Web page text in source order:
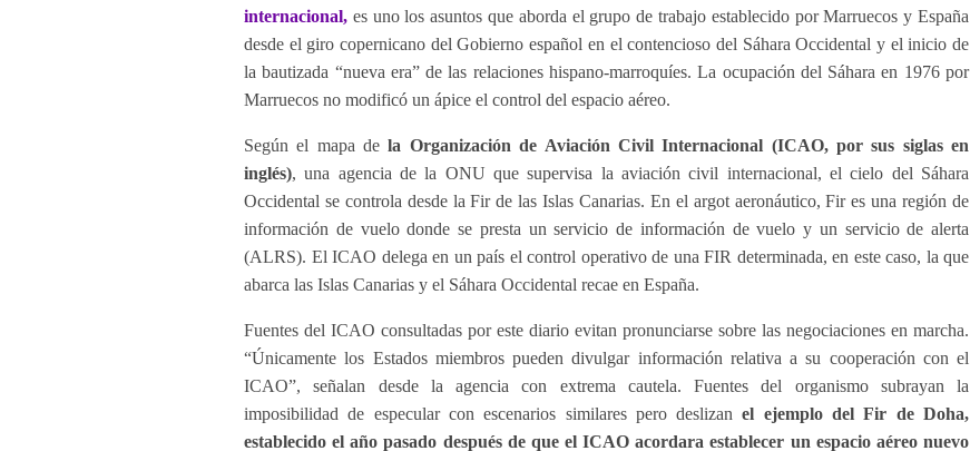
internacional, es uno los asuntos que aborda el grupo de trabajo establecido por Marruecos y España
desde el giro copernicano del Gobierno español en el contencioso del Sáhara Occidental y el inicio de
la bautizada “nueva era” de las relaciones hispano-marroquíes. La ocupación del Sáhara en 1976 por
Marruecos no modificó un ápice el control del espacio aéreo.
Según el mapa dela Organización de Aviación Civil Internacional (ICAO, por sus siglas en
inglés), una agencia de la ONU que supervisa la aviación civil internacional, el cielo del Sáhara
Occidental se controla desde la Fir de las Islas Canarias. En el argot aeronáutico, Fir es una región de
información de vuelo donde se presta un servicio de información de vuelo y un servicio de alerta
(ALRS). El ICAO delega en un país el control operativo de una FIR determinada, en este caso, la que
abarca las Islas Canarias y el Sáhara Occidental recae en España.
Fuentes del ICAO consultadas por este diario evitan pronunciarse sobre las negociaciones en marcha.
“Únicamente los Estados miembros pueden divulgar información relativa a su cooperación con el
ICAO”, señalan desde la agencia con extrema cautela. Fuentes del organismo subrayan la
imposibilidad de especular con escenarios similares pero deslizanel ejemplo del Fir de Doha,
establecido el año pasado después de que el ICAO acordara establecer un espacio aéreo nuevo